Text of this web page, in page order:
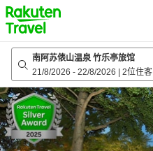
to
top
page
南阿苏俵山温泉 竹乐亭旅馆
21/8/2026 - 22/8/2026 2位住客